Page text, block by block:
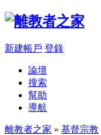
新建帳戶 登錄
論壇
搜索
幫助
導航
離教者之家 » 基督宗教